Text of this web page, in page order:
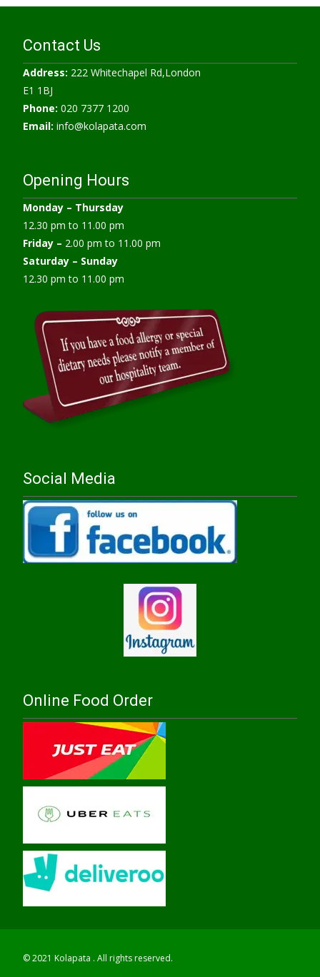
Contact Us
Address: 222 Whitechapel Rd,London
E1 1BJ
Phone: 020 7377 1200
Email: info@kolapata.com
Opening Hours
Monday – Thursday
12.30 pm to 11.00 pm
Friday – 2.00 pm to 11.00 pm
Saturday – Sunday
12.30 pm to 11.00 pm
Social Media
Online Food Order
© 2021 Kolapata . All rights reserved.